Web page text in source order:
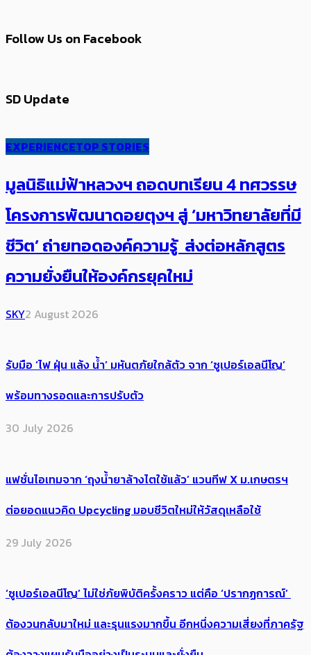
Follow Us on Facebook
SD Update
EXPERIENCETOP STORIES
มูลนิธิแม่ฟ้าหลวงฯ ถอดบทเรียน 4 ทศวรรษ
โครงการพัฒนาดอยตุงฯ สู่ ‘มหาวิทยาลัยที่มี
ชีวิต’ ถ่ายทอดองค์ความรู้ ส่งต่อหลักสูตร
ความยั่งยืนให้องค์กรยุคใหม่
SKY2 August 2026
รับมือ ‘ไฟ ฝุ่น แล้ง น้ำ’ มหันตภัยใกล้ตัว จาก ‘ซูเปอร์เอลนีโญ’
พร้อมทางรอดและการปรับตัว
30 July 2026
แฟชั่นไอเทมจาก ‘ถุงน้ำยาล้างไตใช้แล้ว’ แวนทีฟ X ม.เกษตรฯ
ต่อยอดแนวคิด Upcycling มอบชีวิตใหม่ให้วัสดุเหลือใช้
29 July 2026
‘ซูเปอร์เอลนีโญ’ ไม่ใช่ภัยพิบัติครั้งคราว แต่คือ ‘ปรากฏการณ์’ ​
ต้อง​วนกลับมาใหม่ และรุนแรงมากขึ้น อีกหนึ่งความเสี่ยงที่ภาครัฐ